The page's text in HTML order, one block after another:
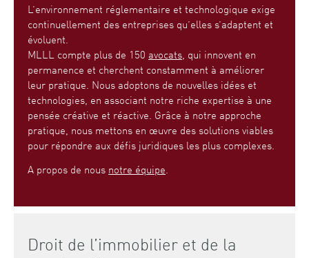
L’environnement réglementaire et technologique exige
continuellement des entreprises qu’elles s’adaptent et
évoluent.
MLLL compte plus de 150 avocats, qui innovent en
permanence et cherchent constamment à améliorer
leur pratique. Nous adoptons de nouvelles idées et
technologies, en associant notre riche expertise à une
pensée créative et réactive. Grâce à notre approche
pratique, nous mettons en œuvre des solutions viables
pour répondre aux défis juridiques les plus complexes.
A propos de nous notre équipe.
Droit de l’immobilier et de la